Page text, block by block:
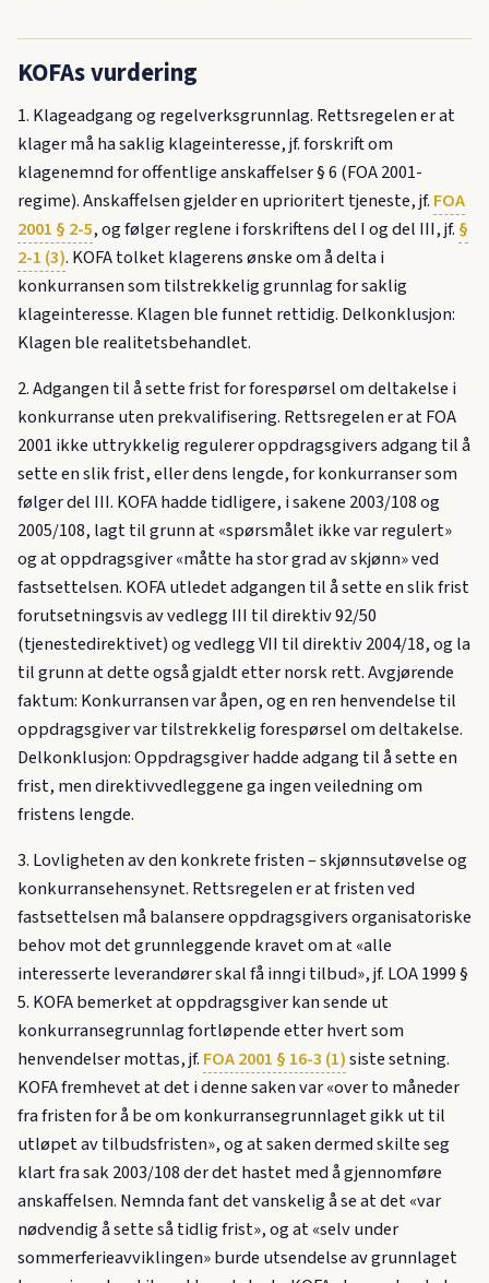
KOFAs vurdering
1. Klageadgang og regelverksgrunnlag. Rettsregelen er at
klager må ha saklig klageinteresse, jf. forskrift om
klagenemnd for offentlige anskaffelser § 6 (FOA 2001-
regime). Anskaffelsen gjelder en uprioritert tjeneste, jf. FOA
2001 § 2-5, og følger reglene i forskriftens del I og del III, jf. §
2-1 (3). KOFA tolket klagerens ønske om å delta i
konkurransen som tilstrekkelig grunnlag for saklig
klageinteresse. Klagen ble funnet rettidig. Delkonklusjon:
Klagen ble realitetsbehandlet.
2. Adgangen til å sette frist for forespørsel om deltakelse i
konkurranse uten prekvalifisering. Rettsregelen er at FOA
2001 ikke uttrykkelig regulerer oppdragsgivers adgang til å
sette en slik frist, eller dens lengde, for konkurranser som
følger del III. KOFA hadde tidligere, i sakene 2003/108 og
2005/108, lagt til grunn at «spørsmålet ikke var regulert»
og at oppdragsgiver «måtte ha stor grad av skjønn» ved
fastsettelsen. KOFA utledet adgangen til å sette en slik frist
forutsetningsvis av vedlegg III til direktiv 92/50
(tjenestedirektivet) og vedlegg VII til direktiv 2004/18, og la
til grunn at dette også gjaldt etter norsk rett. Avgjørende
faktum: Konkurransen var åpen, og en ren henvendelse til
oppdragsgiver var tilstrekkelig forespørsel om deltakelse.
Delkonklusjon: Oppdragsgiver hadde adgang til å sette en
frist, men direktivvedleggene ga ingen veiledning om
fristens lengde.
3. Lovligheten av den konkrete fristen – skjønnsutøvelse og
konkurransehensynet. Rettsregelen er at fristen ved
fastsettelsen må balansere oppdragsgivers organisatoriske
behov mot det grunnleggende kravet om at «alle
interesserte leverandører skal få inngi tilbud», jf. LOA 1999 §
5. KOFA bemerket at oppdragsgiver kan sende ut
konkurransegrunnlag fortløpende etter hvert som
henvendelser mottas, jf. FOA 2001 § 16-3 (1)siste setning.
KOFA fremhevet at det i denne saken var «over to måneder
fra fristen for å be om konkurransegrunnlaget gikk ut til
utløpet av tilbudsfristen», og at saken dermed skilte seg
klart fra sak 2003/108 der det hastet med å gjennomføre
anskaffelsen. Nemnda fant det vanskelig å se at det «var
nødvendig å sette så tidlig frist», og at «selv under
sommerferieavviklingen» burde utsendelse av grunnlaget